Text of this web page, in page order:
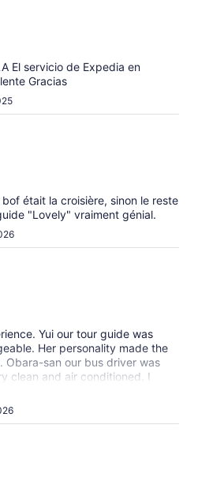
El servicio de Expedia en
Gracias
était la croisière, sinon le reste
"Lovely" vraiment génial.
Yui our tour guide was
Her personality made the
Obara-san our bus driver was
clean and air conditioned. I